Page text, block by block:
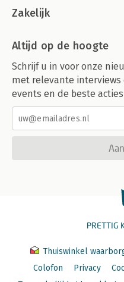
Zakelijk
Altijd op de hoogte
Schrijf u in voor onze
met relevante interviews
events en de beste
PRETTIG
Thuiswinkel
Colofon
Privacy